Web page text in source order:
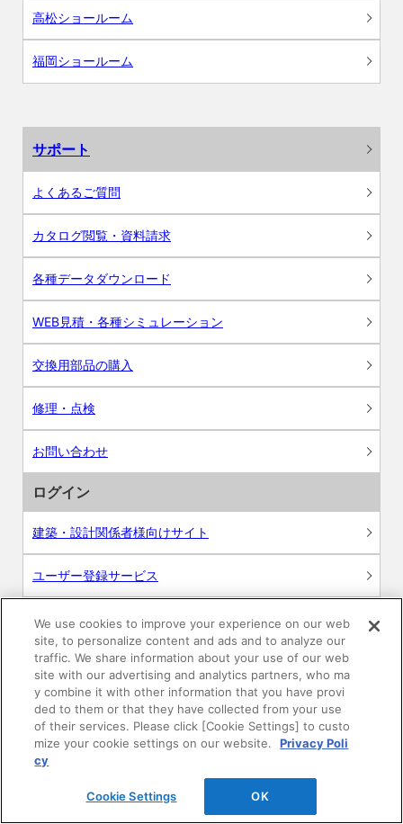
高松ショールーム
福岡ショールーム
サポート
よくあるご質問
カタログ閲覧・資料請求
各種データダウンロード
WEB見積・各種シミュレーション
交換用部品の購入
修理・点検
お問い合わせ
ログイン
建築・設計関係者様向けサイト
ユーザー登録サービス
WEB見積システム
収納プランニングソフト
画像
We use cookies to improve your experience on our web
site, to personalize content and ads and to analyze our
traffic. We share information about your use of our web
site with our advertising and analytics partners, who ma
y combine it with other information that you have provi
ded to them or that they have collected from your use
of their services. Please click [Cookie Settings] to custo
mize your cookie settings on our website.
Privacy Poli
cy
Cookie Settings OK